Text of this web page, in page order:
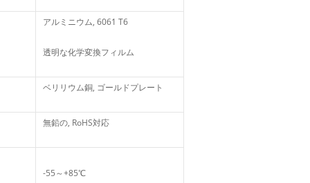
アルミニウム, 6061 T6
透明な化学変換フィルム
ベリリウム銅, ゴールドプレート
無鉛の, RoHS対応
-55～+85℃